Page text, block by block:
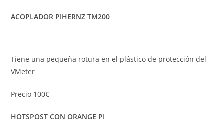
ACOPLADOR PIHERNZ TM200
Tiene una pequeña rotura en el plástico de protección del
VMeter
Precio 100€
HOTSPOST CON ORANGE PI